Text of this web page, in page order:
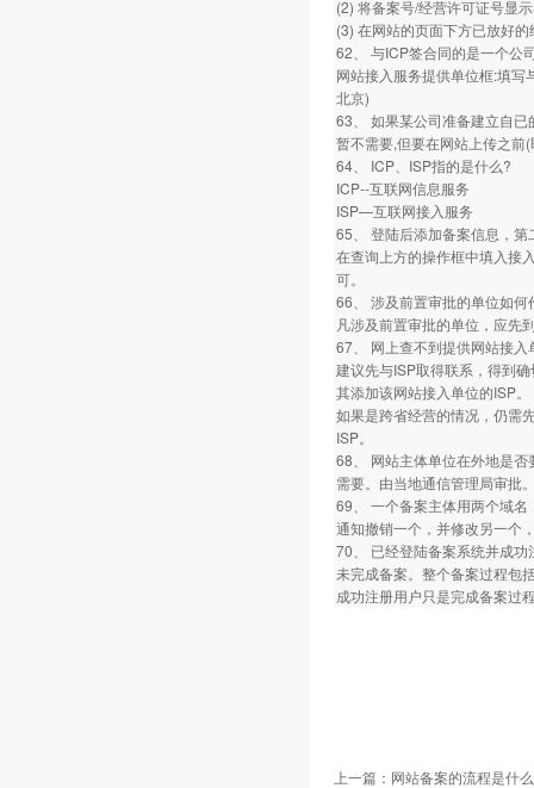
(2) 将备案号/经营许可证号显
(3) 在网站的页面下方已放好
62、 与ICP签合同的是一个公
网站接入服务提供单位框:填
北京)
63、 如果某公司准备建立自
暂不需要,但要在网站上传之前
64、 ICP、ISP指的是什么?
ICP--互联网信息服务
ISP—互联网接入服务
65、 登陆后添加备案信息，
在查询上方的操作框中填入接
可。
66、 涉及前置审批的单位如何
凡涉及前置审批的单位，应先
67、 网上查不到提供网站接
建议先与ISP取得联系，得到
其添加该网站接入单位的ISP。
如果是跨省经营的情况，仍需
ISP。
68、 网站主体单位在外地是否
需要。由当地通信管理局审批
69、 一个备案主体用两个域
通知撤销一个，并修改另一个
70、 已经登陆备案系统并成
未完成备案。整个备案过程包
成功注册用户只是完成备案过
上一篇： 网站备案的流程是什